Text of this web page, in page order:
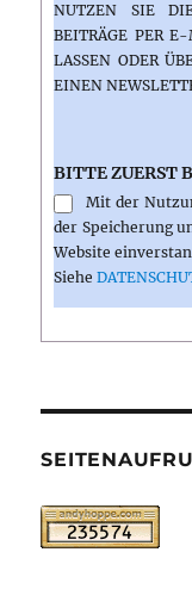
NUTZEN SIE
BEITRÄGE PER E-
ASSEN ODER
INEN
BITTE ZUERST
Mit der
der Speicherung
Website
Siehe